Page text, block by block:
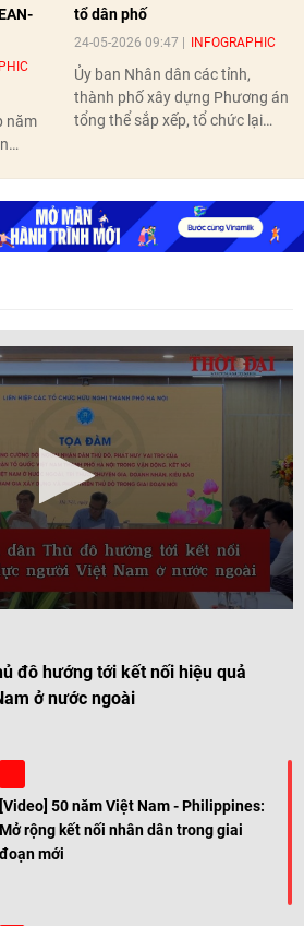
năm
2005,
tổ dân phố
24-05-2026 09:47 INFOGRAPHIC
Ủy ban Nhân dân các tỉnh,
thành phố xây dựng Phương án
tổng thể sắp xếp, tổ chức lại
đô hướng tới kết nối hiệu quả
ở nước ngoài
[Video] 50 năm Việt Nam - Philippines:
Mở rộng kết nối nhân dân trong giai
đoạn mới